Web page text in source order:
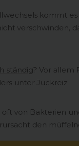
kommt es
verschwinden,
ständig? Vor allem
unter Juckreiz.
von Bakterien
den